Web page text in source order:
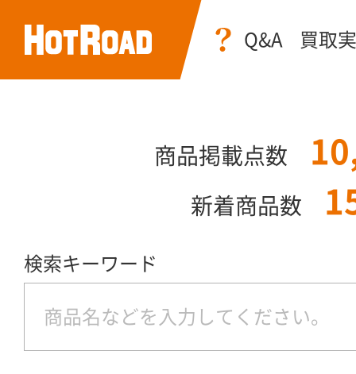
Q&A 買取
商品掲載点数
新着商品数
検索キーワード